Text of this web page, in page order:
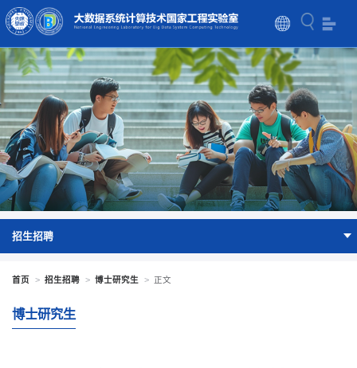
招生招聘
首页 > 招生招聘 > 博士研究生 > 正文
博士研究生